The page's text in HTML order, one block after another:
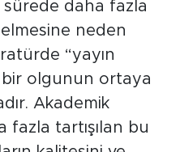
sürede daha fazla
neden
“yayın
bir olgunun ortaya
Akademik
tartışılan bu